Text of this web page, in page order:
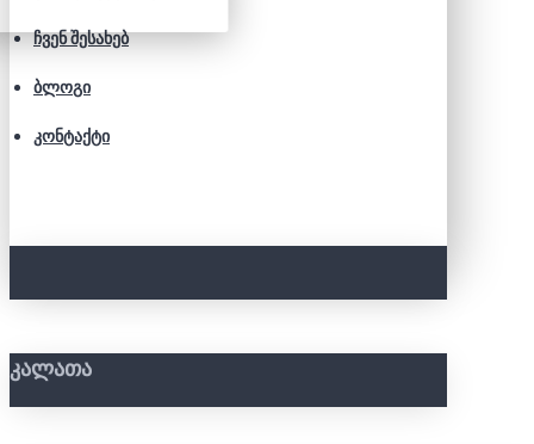
ᲩᲕᲔᲜ ᲨᲔᲡᲐᲮᲔᲑ
ᲑᲚᲝᲒᲘ
ᲙᲝᲜᲢᲐᲥᲢᲘ
ᲙᲐᲚᲐᲗᲐ